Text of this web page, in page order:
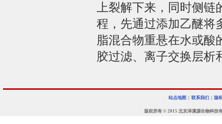
上裂解下来，同时侧
程，先通过添加乙醚将
脂混合物重悬在水或酸
胶过滤、离子交换层析
站点地图 联系我们 隐
版权所有 © 2015 北京泽溪源生物科技